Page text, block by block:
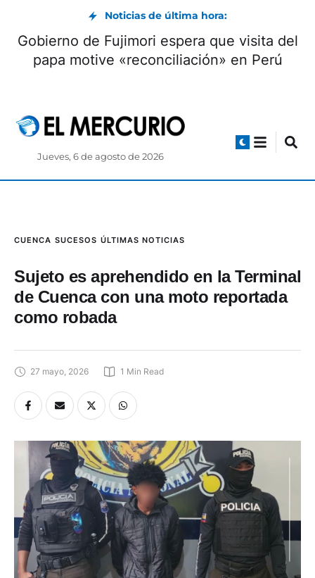
Noticias de última hora:
Gobierno de Fujimori espera que visita del
papa motive «reconciliación» en Perú
Jueves, 6 de agosto de 2026
CUENCA SUCESOS ÚLTIMAS NOTICIAS
Sujeto es aprehendido en la Terminal
de Cuenca con una moto reportada
como robada
27 mayo, 2026 1 Min Read